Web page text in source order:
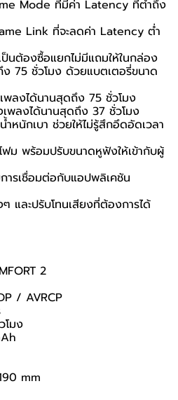
Mode ที่มีค่า Latency ที่ต่ำถึง
Link ที่จะลดค่า Latency ต่ำ
นต้องซื้อแยกไม่มีแถมให้ในกล่อง
75 ชั่วโมง ด้วยแบตเตอรี่ขนาด
ลงได้นานสุดถึง 75 ชั่วโมง
พลงได้นานสุดถึง 37 ชั่วโมง
หนักเบา ช่วยให้ไม่รู้สึกอึดอัดเวลา
ม พร้อมปรับขนาดหูฟังให้เข้ากับผู้
ารเชื่อมต่อกับแอปพลิเคชัน
และปรับโทนเสียงที่ต้องการได้
2
/ AVRCP
โมง
mm